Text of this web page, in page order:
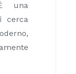
una
cerca